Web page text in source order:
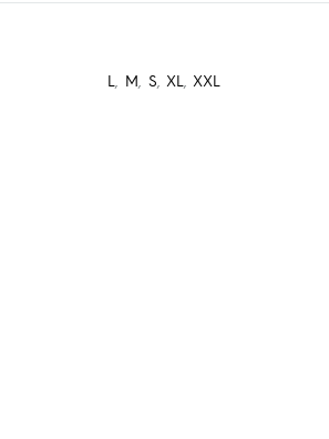
L M S XL XXL